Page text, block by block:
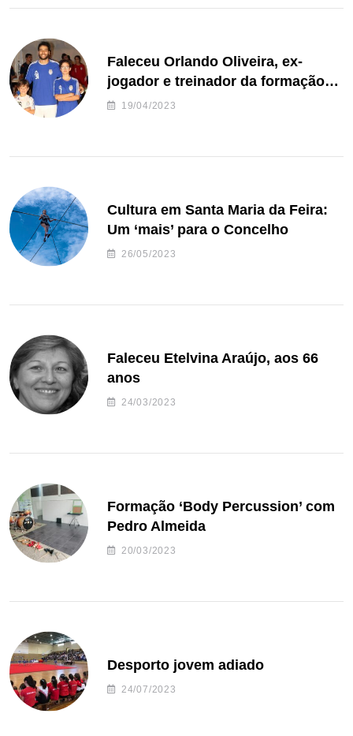
Faleceu Orlando Oliveira, ex-
jogador e treinador da formação
de andebol do Feirense
19/04/2023
Cultura em Santa Maria da Feira:
Um ‘mais’ para o Concelho
26/05/2023
Faleceu Etelvina Araújo, aos 66
anos
24/03/2023
Formação ‘Body Percussion’ com
Pedro Almeida
20/03/2023
Desporto jovem adiado
24/07/2023